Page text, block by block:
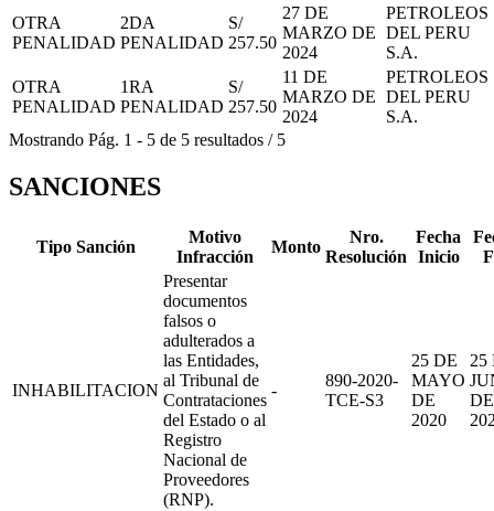
OTRA
PENALIDAD
2DA
PENALIDAD
S/
257.50
27 DE
MARZO DE
2024
PETROLEOS
DEL PERU
S.A.
OTRA
PENALIDAD
1RA
PENALIDAD
S/
257.50
11 DE
MARZO DE
2024
PETROLEOS
DEL PERU
S.A.
Mostrando Pág. 1 - 5 de 5 resultados / 5
SANCIONES
Tipo Sanción
Motivo
Infracción
Monto
Nro.
Resolución
Fecha
Inicio
INHABILITACION
Presentar
documentos
falsos o
adulterados a
las Entidades,
al Tribunal de
Contrataciones
del Estado o al
Registro
Nacional de
Proveedores
(RNP).
-
890-2020-
TCE-S3
25 DE
MAYO
DE
2020
25
DE